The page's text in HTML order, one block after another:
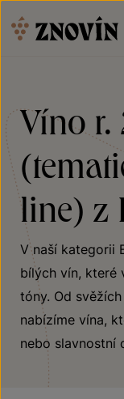
Víno r.
line) z
V naší kategorii
bílých vín, které
tóny. Od
nabízíme vína,
nebo slavnostní